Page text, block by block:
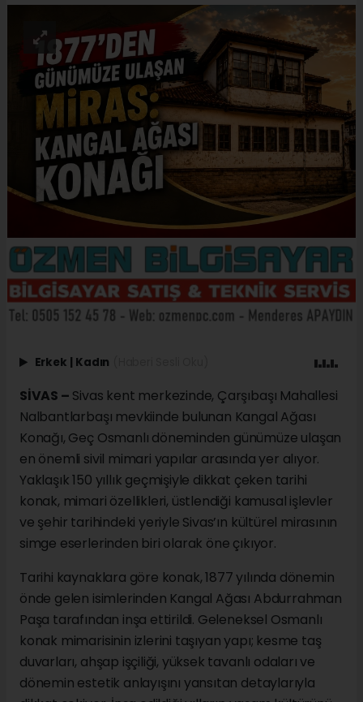
Erkek Kadın
SİVAS – Sivas kent merkezinde, Çarşıbaşı Mahallesi
Nalbantlarbaşı mevkiinde bulunan Kangal Ağası
Konağı, Geç Osmanlı döneminden günümüze ulaşan
en önemli sivil mimari yapılar arasında yer alıyor.
Yaklaşık 150 yıllık geçmişiyle dikkat çeken tarihi
konak, mimari özellikleri, üstlendiği kamusal işlevler
ve şehir tarihindeki yeriyle Sivas’ın kültürel mirasının
simge eserlerinden biri olarak öne çıkıyor.
Tarihi kaynaklara göre konak, 1877 yılında dönemin
önde gelen isimlerinden Kangal Ağası Abdurrahman
Paşa tarafından inşa ettirildi. Geleneksel Osmanlı
konak mimarisinin izlerini taşıyan yapı; kesme taş
duvarları, ahşap işçiliği, yüksek tavanlı odaları ve
dönemin estetik anlayışını yansıtan detaylarıyla